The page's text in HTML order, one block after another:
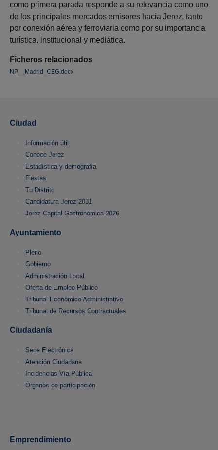
Ficheros relacionados
NP__Madrid_CEG.docx
como primera parada responde a su relevancia como uno
de los principales mercados emisores hacia Jerez, tanto
por conexión aérea y ferroviaria como por su importancia
turística, institucional y mediática.
Ciudad
Información útil
Conoce Jerez
Estadística y demografía
Fiestas
Tu Distrito
Candidatura Jerez 2031
Jerez Capital Gastronómica 2026
Ayuntamiento
Pleno
Gobierno
Administración Local
Oferta de Empleo Público
Tribunal Económico Administrativo
Tribunal de Recursos Contractuales
Ciudadanía
Sede Electrónica
Atención Ciudadana
Incidencias Vía Pública
Órganos de participación
Emprendimiento